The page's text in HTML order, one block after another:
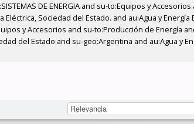
DE ENERGIA and su-to:Equipos y Accesorios
Sociedad del Estado. and au:Agua y Energía
y Accesorios and su-to:Producción de Energía
del Estado and su-geo:Argentina and au:Agua y